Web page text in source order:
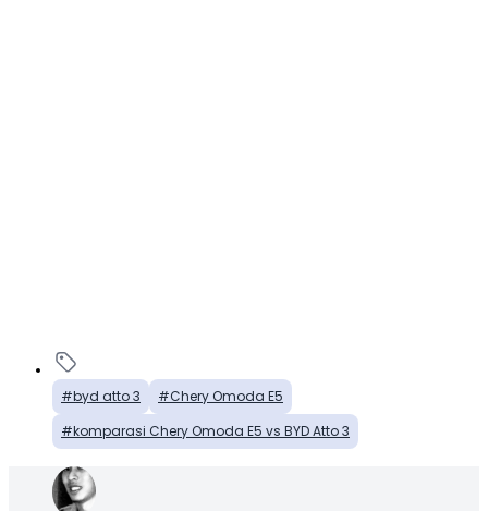
byd atto 3
Chery Omoda E5
komparasi Chery Omoda E5 vs BYD Atto 3